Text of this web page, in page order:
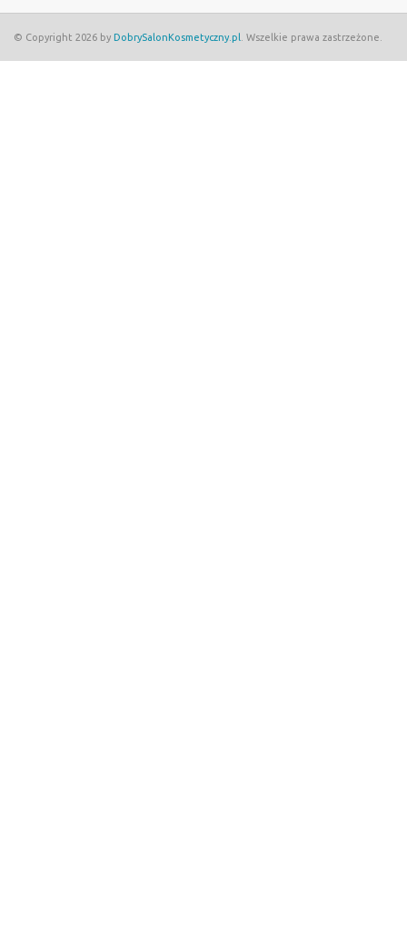
© Copyright 2026 by DobrySalonKosmetyczny.pl . Wszelkie prawa zastrzeżone.